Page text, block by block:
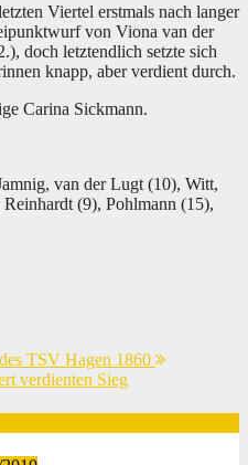
Viertel erstmals nach langer
von Viona van der
doch letztendlich setzte sich
knapp, aber verdient durch.
Carina Sickmann.
van der Lugt (10), Witt,
(9), Pohlmann (15),
TSV Hagen 1860
verdienten Sieg